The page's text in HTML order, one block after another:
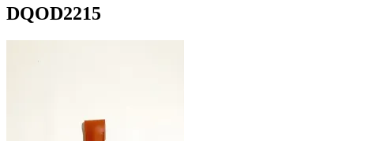
DQOD2215